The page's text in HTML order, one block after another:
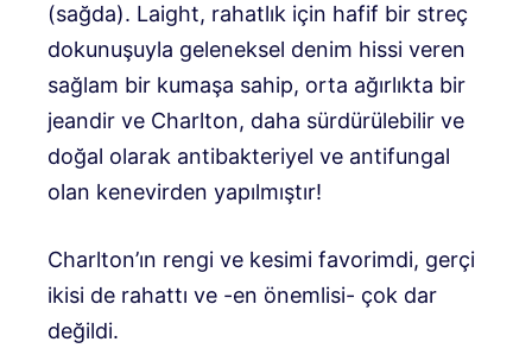
(sağda). Laight, rahatlık için hafif bir streç
dokunuşuyla geleneksel denim hissi veren
sağlam bir kumaşa sahip, orta ağırlıkta bir
jeandir ve Charlton, daha sürdürülebilir ve
doğal olarak antibakteriyel ve antifungal
olan kenevirden yapılmıştır!
Charlton’ın rengi ve kesimi favorimdi, gerçi
ikisi de rahattı ve -en önemlisi- çok dar
değildi.